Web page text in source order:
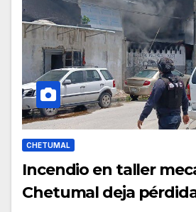
CHETUMAL
Incendio en taller
Chetumal deja